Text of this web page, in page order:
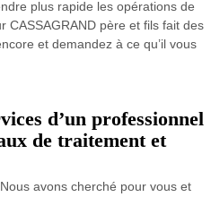
plus rapide les opérations de
CASSAGRAND père et fils fait des
et demandez à ce qu’il vous
d’un professionnel
de traitement et
avons cherché pour vous et